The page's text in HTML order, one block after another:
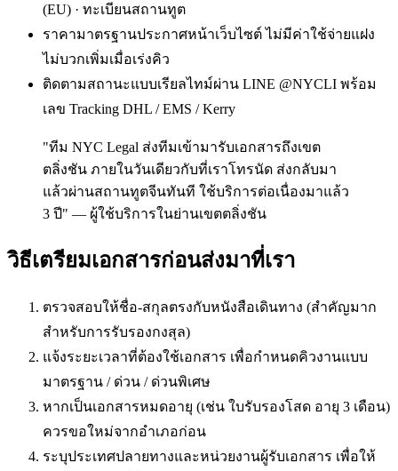
(EU) · ทะเบียนสถานทูต
ราคามาตรฐานประกาศหน้าเว็บไซต์ ไม่มีค่าใช้จ่ายแฝง
ไม่บวกเพิ่มเมื่อเร่งคิว
ติดตามสถานะแบบเรียลไทม์ผ่าน LINE @NYCLI พร้อม
เลข Tracking DHL / EMS / Kerry
"ทีม NYC Legal ส่งทีมเข้ามารับเอกสารถึงเขต
ตลิ่งชัน ภายในวันเดียวกับที่เราโทรนัด ส่งกลับมา
แล้วผ่านสถานทูตจีนทันที ใช้บริการต่อเนื่องมาแล้ว
3 ปี" — ผู้ใช้บริการในย่านเขตตลิ่งชัน
วิธีเตรียมเอกสารก่อนส่งมาที่เรา
ตรวจสอบให้ชื่อ-สกุลตรงกับหนังสือเดินทาง (สำคัญมาก
สำหรับการรับรองกงสุล)
แจ้งระยะเวลาที่ต้องใช้เอกสาร เพื่อกำหนดคิวงานแบบ
มาตรฐาน / ด่วน / ด่วนพิเศษ
หากเป็นเอกสารหมดอายุ (เช่น ใบรับรองโสด อายุ 3 เดือน)
ควรขอใหม่จากอำเภอก่อน
ระบุประเทศปลายทางและหน่วยงานผู้รับเอกสาร เพื่อให้